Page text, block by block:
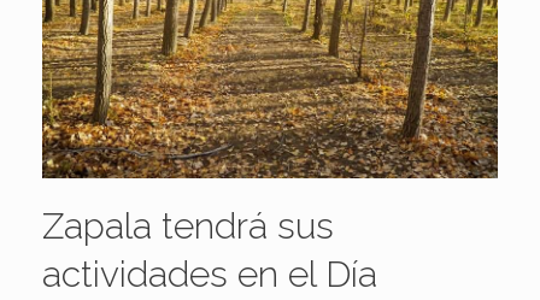
Zapala tendrá sus
actividades en el Día